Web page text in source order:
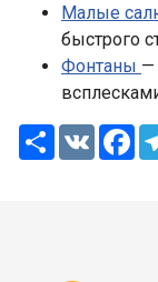
Малые
быстрого
Фонтаны —
Share VK